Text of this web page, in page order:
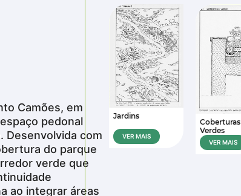
Camões, em
pedonal
Desenvolvida com
do parque
verde que
ao integrar áreas
Coberturas
Verdes
VER MAIS
Jardins
VER MAIS
Coberturas
Verdes
VER MAIS